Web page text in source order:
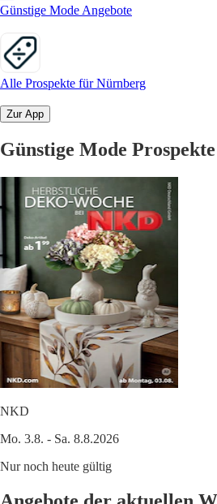
Günstige Mode Angebote
Alle Prospekte für Nürnberg
Zur App
Günstige Mode Prospekte
NKD
Mo. 3.8. - Sa. 8.8.2026
Nur noch heute gültig